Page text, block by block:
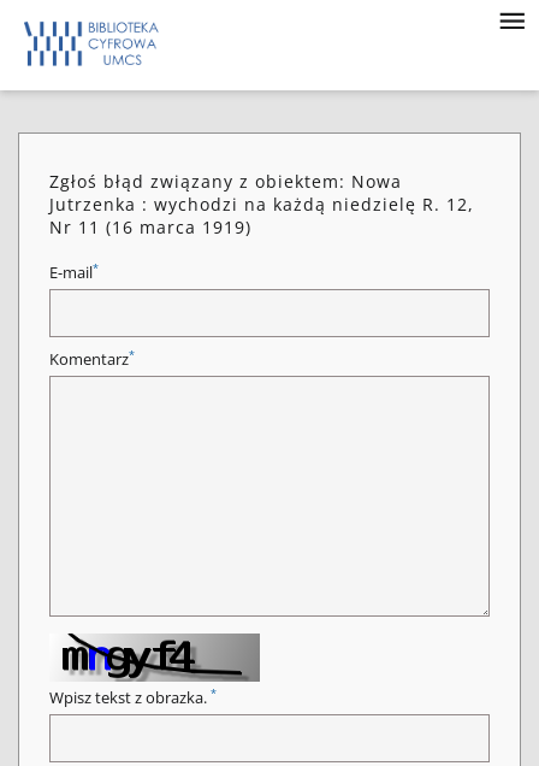
Zgłoś błąd związany z obiektem: Nowa
Jutrzenka : wychodzi na każdą niedzielę R. 12,
Nr 11 (16 marca 1919)
E-mail*
Komentarz*
Wpisz tekst z obrazka. *